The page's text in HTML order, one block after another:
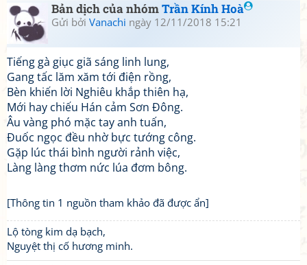
Bản dịch của nhómTrần Kính Hoà
Gửi bởi Vanachi ngày 12/11/2018 15:21
Tiếng gà giục giã sáng linh lung,
Gang tấc lăm xăm tới điện rồng,
Bèn khiến lời Nghiêu khắp thiên hạ,
Mới hay chiếu Hán cảm Sơn Đông.
Âu vàng phó mặc tay anh tuấn,
Đuốc ngọc đều nhờ bực tướng công.
Gặp lúc thái bình người rảnh việc,
Làng làng thơm nức lúa đơm bông.
[Thông tin 1 nguồn tham khảo đã được ẩn]
Lộ tòng kim dạ bạch,
Nguyệt thị cố hương minh.